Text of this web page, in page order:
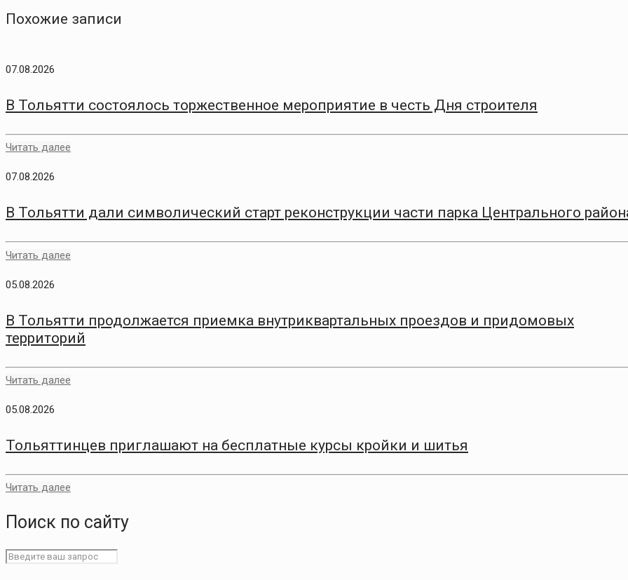
Похожие записи
07.08.2026
В Тольятти состоялось торжественное мероприятие в честь Дня строителя
Читать далее
07.08.2026
В Тольятти дали символический старт реконструкции части парка Центрального
Читать далее
05.08.2026
В Тольятти продолжается приемка внутриквартальных проездов и придомовых
территорий
Читать далее
05.08.2026
Тольяттинцев приглашают на бесплатные курсы кройки и шитья
Читать далее
Поиск по сайту